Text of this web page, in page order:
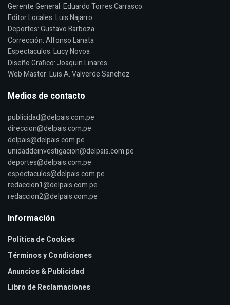
Gerente General: Eduardo Torres Carrasco.
Editor Locales: Luis Najarro
Deportes: Gustavo Barboza
Corrección: Alfonso Lanata
Espectaculos: Lucy Novoa
Diseño Grafico: Joaquin Linares
Web Master: Luis A. Valverde Sanchez
Medios de contacto
publicidad@delpais.com.pe
direccion@delpais.com.pe
delpais@delpais.com.pe
unidaddeinvestigacion@delpais.com.pe
deportes@delpais.com.pe
espectaculos@delpais.com.pe
redaccion1@delpais.com.pe
redaccion2@delpais.com.pe
Información
Política de Cookies
Términos y Condiciones
Anuncios & Publicidad
Libro de Reclamaciones